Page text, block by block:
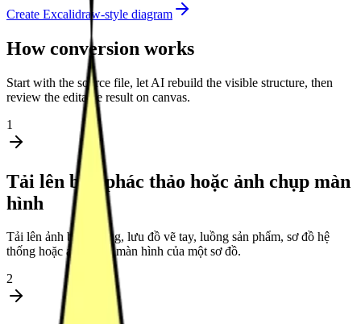
Create Excalidraw-style diagram
How conversion works
Start with the source file, let AI rebuild the visible structure, then
review the editable result on canvas.
1
Tải lên bản phác thảo hoặc ảnh chụp màn
hình
Tải lên ảnh bảng trắng, lưu đồ vẽ tay, luồng sản phẩm, sơ đồ hệ
thống hoặc ảnh chụp màn hình của một sơ đồ.
2